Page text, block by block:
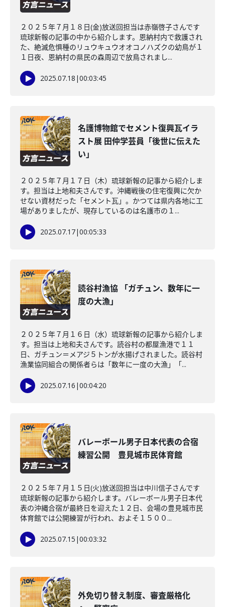
２０２５年７月１８日(金)放送回担当は赤嶺啓子さんです
琉球新報の記事の中から紹介します。恩納村内で救護され
た、絶滅危惧種のリュウキュウオオコノハズクの幼鳥が１
１日夜、恩納村の県民の森周辺で放鳥されまし...
2025.07.18 |00:03:45
名護博物館でセメント復興瓦イラ
スト展 田仲学芸員「後世に伝えた
い」
２０２５年７月１７日（木）琉球新報の記事から紹介しま
す。担当は上地和夫さんです。沖縄戦後の住宅復興に欠か
せない資材だった「セメント瓦」。かつては県内各地に工
場がありましたが、現存しているのは名護市の１...
2025.07.17|00:05:33
読谷村漁協 「ガチュン、数年に一
度の大漁」
２０２５年７月１６日（水）琉球新報の記事から紹介しま
す。担当は上地和夫さんです。読谷村の都屋漁港で１１
日、ガチュン＝メアジ５トンが水揚げされました。読谷村
漁業協同組合の関係者らは「数年に一度の大漁」「...
2025.07.16 |00:04:20
バレーボール男子日本代表の合宿
練習公開 豊見城市民体育館
２０２５年７月１５日(火)放送回担当は中川信子さんです
琉球新報の記事から紹介します。バレーボール男子日本代
表の沖縄合宿が最終日を迎えた１２日、会場の豊見城市民
体育館では公開練習が行われ、およそ１５００...
2025.07.15 |00:03:32
外免切り替え制度、審査厳格化